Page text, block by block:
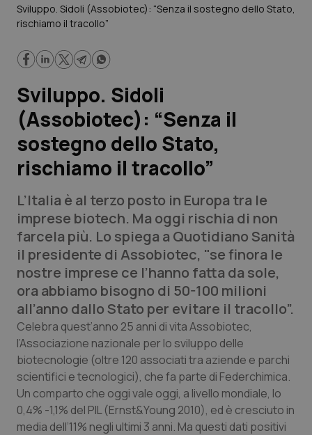
Governo e Parlamento
Regioni e Asl
Lavoro e Professioni
Scienza e Farmaci
Studi e Analisi
Lettere al direttore
Edizioni Regionali
QS Pro
Professionisti Sanitari.AI
Abruzzo
Basilicata
Calabria
QS Pro Gold
Artrite & artrosi
Asma & BPCO
QS Club Newsletter
Sviluppo. Sidoli (Assobiotec): “Senza il sostegno dello Stato,
rischiamo il tracollo”
Sviluppo. Sidoli
(Assobiotec): “Senza il
sostegno dello Stato,
rischiamo il tracollo”
L’Italia è al terzo posto in Europa tra le
imprese biotech. Ma oggi rischia di non
farcela più. Lo spiega a Quotidiano Sanità
il presidente di Assobiotec, "se finora le
nostre imprese ce l’hanno fatta da sole,
ora abbiamo bisogno di 50-100 milioni
all’anno dallo Stato per evitare il tracollo”.
Celebra quest’anno 25 anni di vita Assobiotec,
l’Associazione nazionale per lo sviluppo delle
biotecnologie (oltre 120 associati tra aziende e parchi
scientifici e tecnologici), che fa parte di Federchimica.
Un comparto che oggi vale oggi, a livello mondiale, lo
0,4% -1,1% del PIL (Ernst&Young 2010), ed è cresciuto in
media dell’11% negli ultimi 3 anni. Ma questi dati positivi